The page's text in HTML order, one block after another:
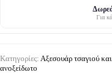
Για
Κατηγορίες: Αξεσουάρ τσαγιού και
ανοξείδωτο